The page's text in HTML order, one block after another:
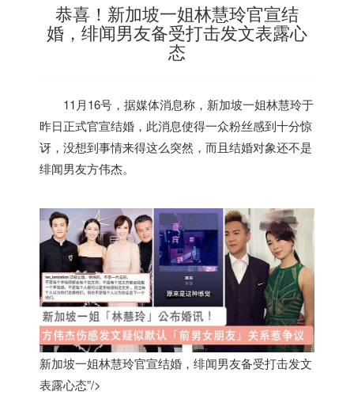
恭喜！新加坡一姐林慧玲官宣结
婚，绯闻男友备受打击发文表露心
态
11月16号，据媒体消息称， 新加坡一姐林慧玲于
昨日正式官宣结婚，此消息使得一众粉丝感到十分惊
讶，没想到事情来得这么突然，而且结婚对象还不是
绯闻男友方伟杰。
新加坡一姐林慧玲官宣结婚，绯闻男友备受打击发文
表露心态”/>